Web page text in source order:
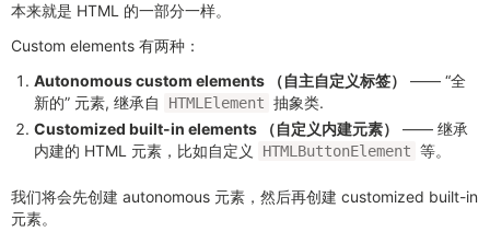
本来就是 HTML 的一部分一样。
Custom elements 有两种：
Autonomous custom elements （自主自定义标签）
—— “全
新的” 元素, 继承自
HTMLElement 抽象类.
Customized built-in elements （自定义内建元素）
—— 继承
内建的 HTML 元素，比如自定义
HTMLButtonElement 等。
我们将会先创建 autonomous 元素，然后再创建 customized built-in
元素。